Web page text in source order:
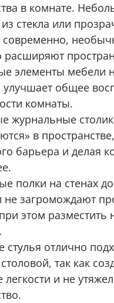
в комнате.
стекла или
современно,
расширяют
элементы мебели
улучшает общее
комнаты.
журнальные
в
барьера и делая
полки на стенах
не загромождают
этом
стулья отлично
так как
и не